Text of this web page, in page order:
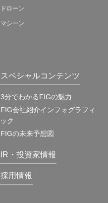
ドローン
マシーン
スペシャルコンテンツ
3分でわかるFIGの魅力
FIG会社紹介インフォグラフィ
ック
FIGの未来予想図
IR・投資家情報
採用情報